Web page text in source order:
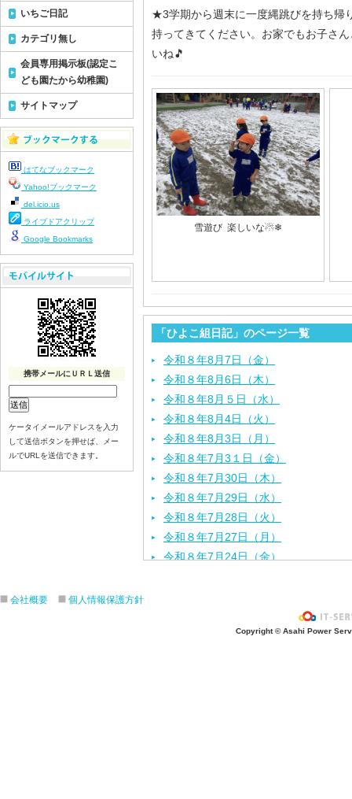
★3学期から週末に一度縄跳びを持ち帰
持ってきてください。お家でもお子さ
いね🎵
雪遊び 楽しいな☃❄
「ひよこ組日記」のページ一覧
令和８年8月7日（金）
令和８年8月6日（木）
令和８年8月５日（水）
令和８年8月4日（火）
令和８年8月3日（月）
令和８年7月3１日（金）
令和８年7月30日（木）
令和８年7月29日（水）
令和８年7月28日（火）
令和８年7月27日（月）
令和８年7月24日（金）
令和８年7月17日（金）
いちご日記
カテゴリ無し
会員専用掲示板(認定こ
ども園たから幼稚園)
サイトマップ
はてなブックマーク
Yahoo!ブックマーク
del.icio.us
ライブドアクリップ
Google Bookmarks
携帯メールにＵＲＬ送信
ケータイメールアドレスを入力
して送信ボタンを押せば、メー
ルでURLを送信できます。
会社概要 個人情報保護方針
Copyright © Asahi Power